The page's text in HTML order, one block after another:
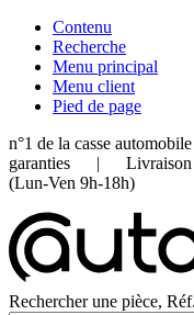
Contenu
Recherche
Menu principal
Menu client
Pied de page
n°1 de la casse
garanties | Livraison
(Lun-Ven 9h-18h)
Rechercher une pièce,